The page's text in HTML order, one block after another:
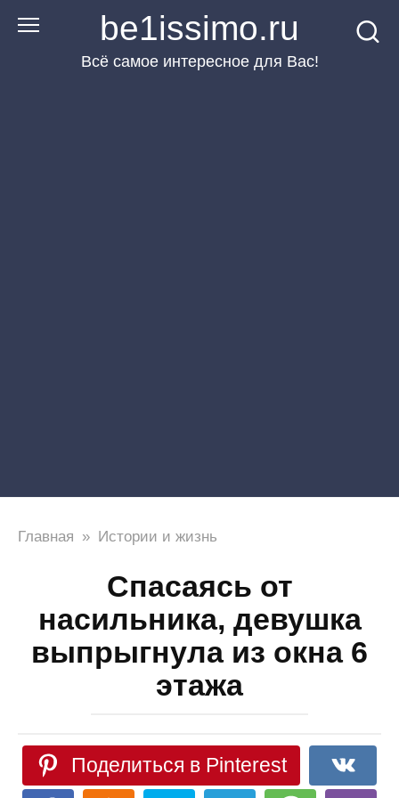
Перейти
be1issimo.ru
Всё самое интересное для Вас!
Главная » Истории и жизнь
Спасаясь от
насильника, девушка
выпрыгнула из окна 6
этажа
Поделиться в Pinterest